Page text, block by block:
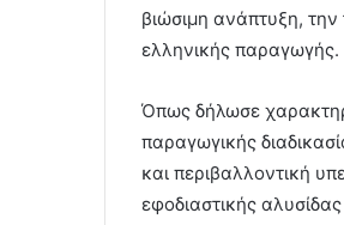
βιώσιμη ανάπτυξη, την
ελληνικής παραγωγής.
Όπως δήλωσε
παραγωγικής
και περιβαλλοντική
εφοδιαστικής